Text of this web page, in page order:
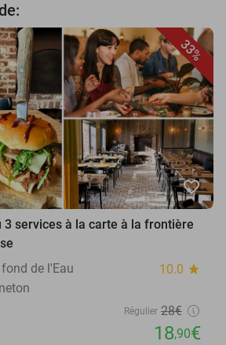
33%
favorite_border
3 services à la carte à la frontière
de l'Eau
10.0 star
Régulier 28€
18,90€